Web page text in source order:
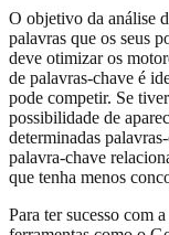
O objetivo da análise
palavras que os seus
deve otimizar os
de palavras-chave é
pode competir. Se
possibilidade de
determinadas
palavra-chave
que tenha menos
Para ter sucesso com